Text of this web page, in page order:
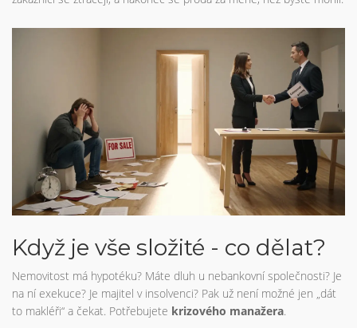
Když je vše složité - co dělat?
Nemovitost má hypotéku? Máte dluh u nebankovní společnosti? Je
na ní exekuce? Je majitel v insolvenci? Pak už není možné jen „dát
to makléři“ a čekat. Potřebujete krizového manažera.